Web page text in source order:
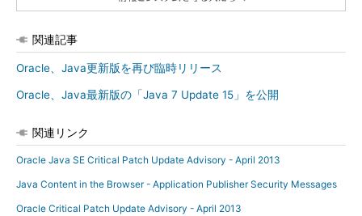
関連記事
Oracle、Java更新版を再び臨時リリース
Oracle、Java最新版の「Java 7 Update 15」を公開
関連リンク
Oracle Java SE Critical Patch Update Advisory - April 2013
Java Content in the Browser - Application Publisher Security Messages
Oracle Critical Patch Update Advisory - April 2013